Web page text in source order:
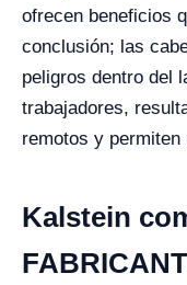
ofrecen beneficios
conclusión; las
peligros dentro del
trabajadores,
remotos y
Kalstein